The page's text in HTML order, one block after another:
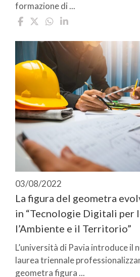
formazione di ...
03/08/2022
La figura del geometra
in “Tecnologie Digitali per
l’Ambiente e il Territorio”
L’università di Pavia introduce il
laurea triennale
geometra figura ...